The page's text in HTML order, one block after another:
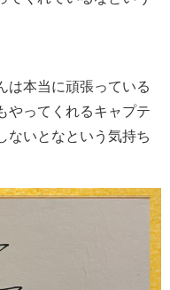
は本当に頑張っている
やってくれるキャプテ
ないとなという気持ち